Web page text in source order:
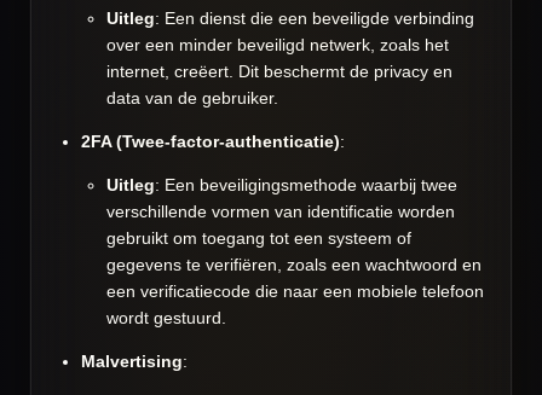
Uitleg: Een dienst die een beveiligde verbinding
over een minder beveiligd netwerk, zoals het
internet, creëert. Dit beschermt de privacy en
data van de gebruiker.
2FA (Twee-factor-authenticatie):
Uitleg: Een beveiligingsmethode waarbij twee
verschillende vormen van identificatie worden
gebruikt om toegang tot een systeem of
gegevens te verifiëren, zoals een wachtwoord en
een verificatiecode die naar een mobiele telefoon
wordt gestuurd.
Malvertising: